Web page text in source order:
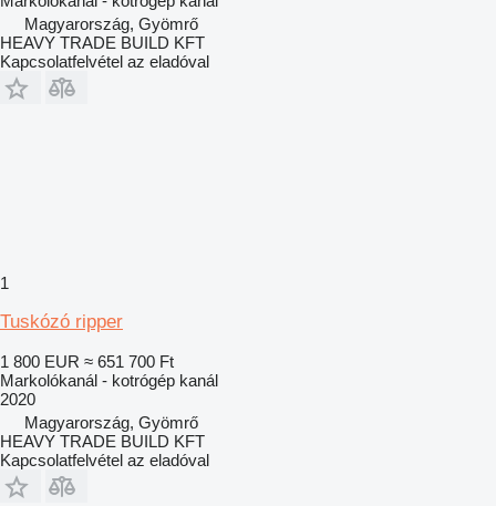
Magyarország, Gyömrő
HEAVY TRADE BUILD KFT
Kapcsolatfelvétel az eladóval
1
Tuskózó ripper
1 800 EUR ≈ 651 700 Ft
Markolókanál - kotrógép kanál
2020
Magyarország, Gyömrő
HEAVY TRADE BUILD KFT
Kapcsolatfelvétel az eladóval